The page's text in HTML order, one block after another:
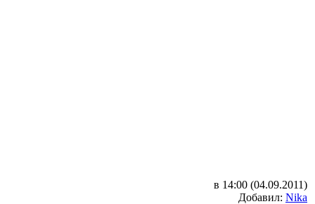
в 14:00 (04.09.2011)
Добавил: Nika